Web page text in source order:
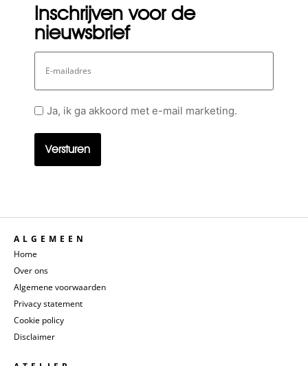
Inschrijven voor de
nieuwsbrief
E-
mailadres
GeenJa, ik ga akkoord met e-mail marketing.
ALGEMEEN
Home
Over ons
Algemene voorwaarden
Privacy statement
Cookie policy
Disclaimer